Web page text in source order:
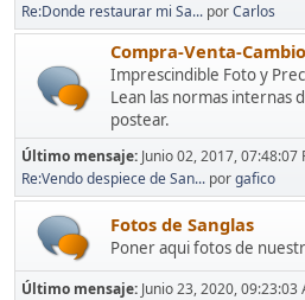
Re:Donde restaurar mi Sa... porCarlos
Compra-Venta-
Imprescindible Foto y
Lean las normas internas
postear.
Último mensaje: Junio 02, 2017, 07:48:07
Re:Vendo despiece de San... porgafico
Fotos de Sanglas
Poner aqui fotos de
Último mensaje: Junio 23, 2020, 09:23:03